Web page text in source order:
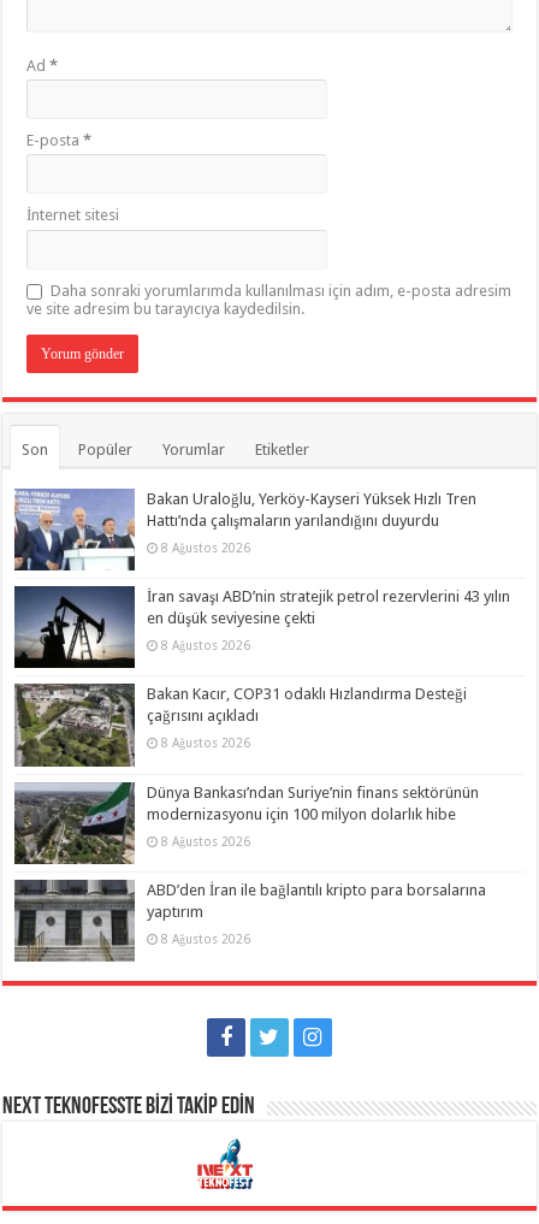
Ad*
E-posta*
İnternet sitesi
Daha sonraki yorumlarımda kullanılması için adım, e-posta adresim
ve site adresim bu tarayıcıya kaydedilsin.
Son Popüler Yorumlar Etiketler
Bakan Uraloğlu, Yerköy-Kayseri Yüksek Hızlı Tren
Hattı’nda çalışmaların yarılandığını duyurdu
8 Ağustos 2026
İran savaşı ABD’nin stratejik petrol rezervlerini 43 yılın
en düşük seviyesine çekti
8 Ağustos 2026
Bakan Kacır, COP31 odaklı Hızlandırma Desteği
çağrısını açıkladı
8 Ağustos 2026
Dünya Bankası’ndan Suriye’nin finans sektörünün
modernizasyonu için 100 milyon dolarlık hibe
8 Ağustos 2026
ABD’den İran ile bağlantılı kripto para borsalarına
yaptırım
8 Ağustos 2026
NEXT TEKNOFESSTE BİZİ TAKİP EDİN